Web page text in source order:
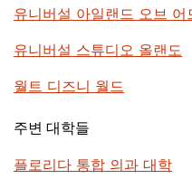
유니버설 아일랜드 오브 어
유니버설 스튜디오 올랜도
월트 디즈니 월드
주변 대학들
플로리다 통합 의과 대학